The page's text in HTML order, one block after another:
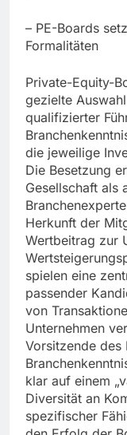
– PE-Boards
Formalitäten
Private-Equity-
gezielte
qualifizierter
die jeweilige
Die Besetzung
Gesellschaft als
Herkunft der
Wertbeitrag zur
spielen eine
passender
von
Unternehmen
Vorsitzende des
klar auf einem
Diversität an
spezifischer